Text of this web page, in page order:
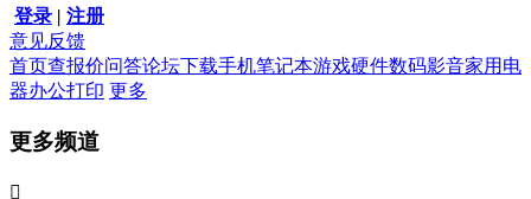
登录 | 注册
意见反馈
首页查报价问答论坛下载手机笔记本游戏硬件数码影音家用电
器办公打印 更多
更多频道
